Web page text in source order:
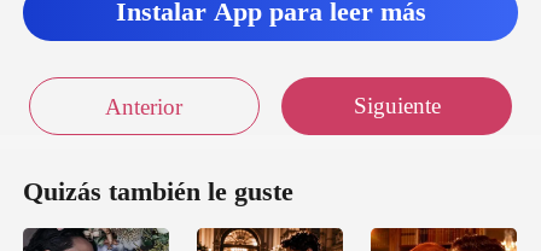
Instalar App para leer más
Anterior Siguiente
Quizás también le guste